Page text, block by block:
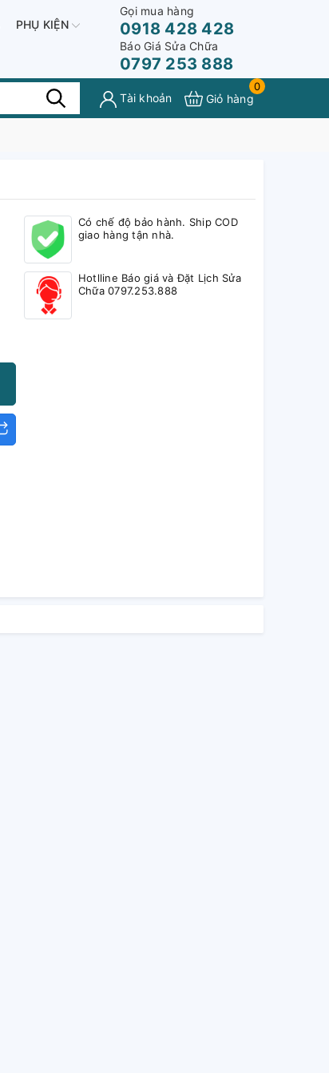
PHỤ KIỆN
Gọi mua hàng
0918 428 428
Báo Giá Sửa Chữa
0797 253 888
Tài khoản
0
Giỏ hàng
Có chế độ bảo hành. Ship COD
giao hàng tận nhà.
Hotlline Báo giá và Đặt Lịch Sửa
Chữa 0797.253.888